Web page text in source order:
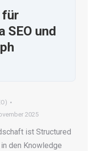
für
SEO und
2025
ist Structured
den Knowledge